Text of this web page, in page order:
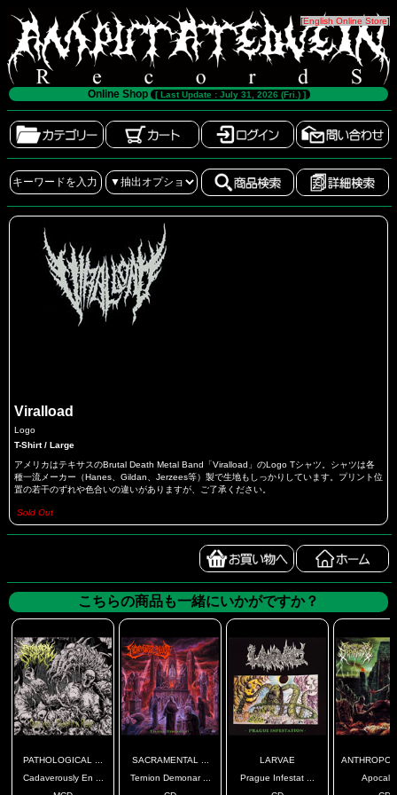
[English Online Store]
Online Shop [ Last Update : July 31, 2026 (Fri.) ]
Viralload
Logo
T-Shirt / Large
アメリカはテキサスのBrutal Death Metal Band「Viralload」のLogo Tシャツ。シャツは各
種一流メーカー（Hanes、Gildan、Jerzees等）製で生地もしっかりしています。プリント位
置の若干のずれや色合いの違いがありますが、ご了承ください。
Sold Out
こちらの商品も一緒にいかがですか？
PATHOLOGICAL ...
Cadaverously En ...
SACRAMENTAL ...
Ternion Demonar ...
LARVAE
Prague Infestat ...